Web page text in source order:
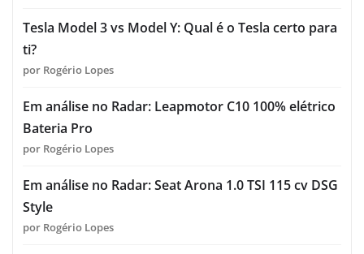
Tesla Model 3 vs Model Y: Qual é o Tesla certo para
ti?
por Rogério Lopes
Em análise no Radar: Leapmotor C10 100% elétrico
Bateria Pro
por Rogério Lopes
Em análise no Radar: Seat Arona 1.0 TSI 115 cv DSG
Style
por Rogério Lopes